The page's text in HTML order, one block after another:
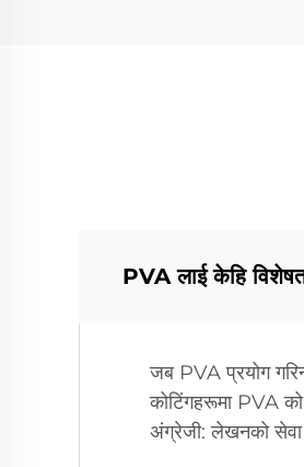
PVA लाई केहि
जब PVA प्रयोग
कोटिंगहरूमा PVA को
अंग्रेजी: लेखनको सेवा